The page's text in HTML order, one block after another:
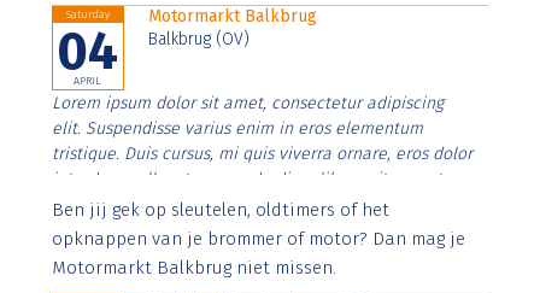
Saturday
04
APRIL
Motormarkt Balkbrug
Balkbrug (OV)
Lorem ipsum dolor sit amet, consectetur adipiscing
elit. Suspendisse varius enim in eros elementum
tristique. Duis cursus, mi quis viverra ornare, eros dolor
interdum nulla, ut commodo diam libero vitae erat.
Aenean faucibus nibh et justo cursus id rutrum lorem
imperdiet. Nunc ut sem vitae risus tristique posuere.
Ben jij gek op sleutelen, oldtimers of het
opknappen van je brommer of motor? Dan mag je
Motormarkt Balkbrug niet missen.